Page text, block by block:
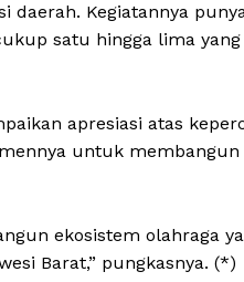
daerah. Kegiatannya
satu hingga lima
apresiasi atas
untuk
ekosistem olahraga
Barat,” pungkasnya. (*)